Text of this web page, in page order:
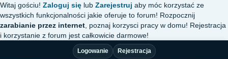
Witaj gościu! Zaloguj się lub Zarejestruj aby móc korzystać ze
wszystkich funkcjonalności jakie oferuje to forum! Rozpocznij
zarabianie przez internet , poznaj korzysci pracy w domu! Rejestracja
i korzystanie z forum jest całkowicie darmowe!
Logowanie Rejestracja